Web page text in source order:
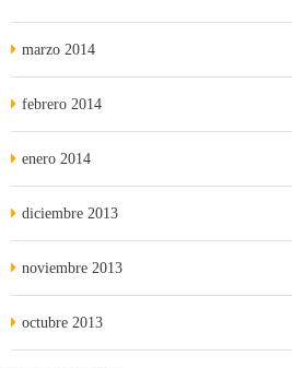
marzo 2014
febrero 2014
enero 2014
diciembre 2013
noviembre 2013
octubre 2013